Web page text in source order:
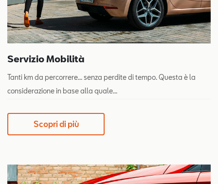
Servizio Mobilità
Tanti km da percorrere... senza perdite di tempo. Questa è la
considerazione in base alla quale...
Scopri di più